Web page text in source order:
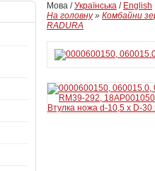
Мова /Українська / English
На головну» Комбайни
RADURA